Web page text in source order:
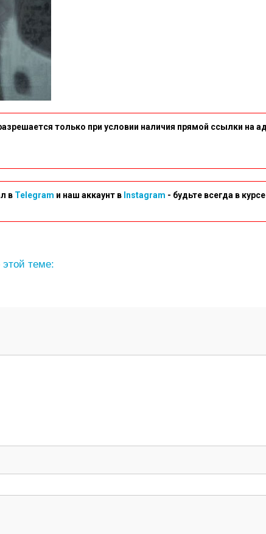
только при условии наличия прямой ссылки на
в Telegram и наш аккаунт в Instagram - будьте всегда в
теме: